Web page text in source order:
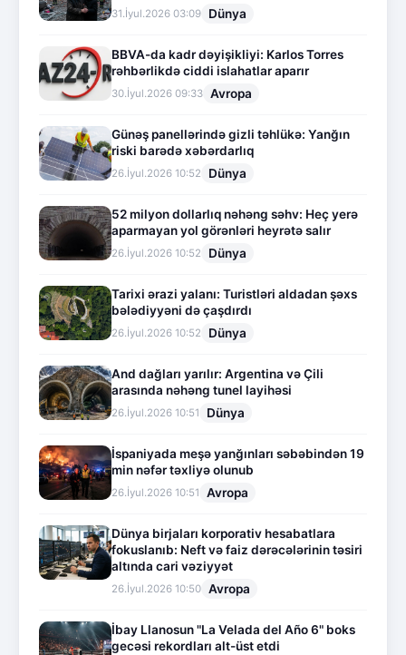
31.İyul.2026 03:09 Dünya
BBVA-da kadr dəyişikliyi: Karlos Torres
rəhbərlikdə ciddi islahatlar aparır
30.İyul.2026 09:33 Avropa
Günəş panellərində gizli təhlükə: Yanğın
riski barədə xəbərdarlıq
26.İyul.2026 10:52 Dünya
52 milyon dollarlıq nəhəng səhv: Heç yerə
aparmayan yol görənləri heyrətə salır
26.İyul.2026 10:52 Dünya
Tarixi ərazi yalanı: Turistləri aldadan şəxs
bələdiyyəni də çaşdırdı
26.İyul.2026 10:52 Dünya
And dağları yarılır: Argentina və Çili
arasında nəhəng tunel layihəsi
26.İyul.2026 10:51 Dünya
İspaniyada meşə yanğınları səbəbindən 19
min nəfər təxliyə olunub
26.İyul.2026 10:51 Avropa
Dünya birjaları korporativ hesabatlara
fokuslanıb: Neft və faiz dərəcələrinin təsiri
altında cari vəziyyət
26.İyul.2026 10:50 Avropa
İbay Llanosun "La Velada del Año 6" boks
gecəsi rekordları alt-üst etdi